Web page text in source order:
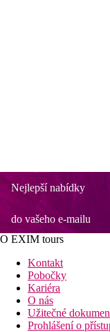
Nejlepší nabídky
do vašeho e-mailu
O EXIM tours
Kontakt
Pobočky
Kariéra
O nás
Užitečné
Prohlášení o